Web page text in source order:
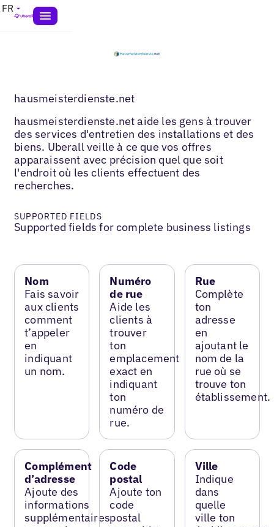
FR
hausmeisterdienste.net
hausmeisterdienste.net aide les gens à trouver
des services d'entretien des installations et des
biens. Uberall veille à ce que vos offres
apparaissent avec précision quel que soit
l'endroit où les clients effectuent des
recherches.
SUPPORTED FIELDS
Supported fields for complete business listings
Nom
Fais savoir
aux clients
comment
t’appeler
en
indiquant
un nom.
Numéro
de rue
Aide les
clients à
trouver
ton
emplacement
exact en
indiquant
ton
numéro de
rue.
Rue
Complète
ton
adresse
en
ajoutant le
nom de la
rue où se
trouve ton
établissement.
Complément
d’adresse
Ajoute des
informations
supplémentaires
Code
postal
Ajoute ton
code
postal
Ville
Indique
dans
quelle
ville ton